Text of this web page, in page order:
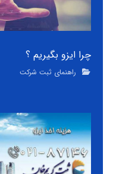
چرا ایزو بگیریم ؟
راهنمای ثبت شرکت